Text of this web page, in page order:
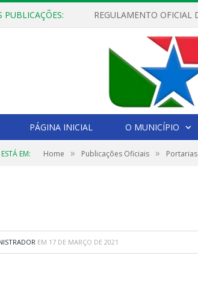
PUBLICAÇÕES:
PÁGINA INICIAL O MUNICÍPIO
EM: Home » Publicações Oficiais » Portarias
EM 17 DE MARÇO DE 2021